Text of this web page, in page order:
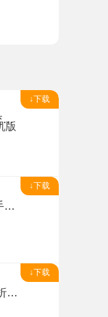
↓下载
植物大战僵尸杂交重制版手机版
↓下载
拳皇97风云再起手游破解版
↓下载
十万个冷笑话0.1折扣服